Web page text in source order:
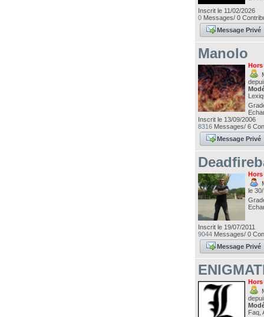
Inscrit le 11/02/2026
0 Messages/ 0
Message Privé
Manolo
Inscrit le 13/09/2006
8316 Messages/ 6
Message Privé
le
Inscrit le 19/07/2011
9044 Messages/ 0
Message Privé
Faq,